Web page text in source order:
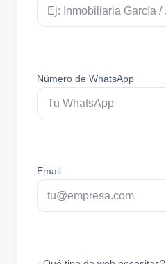
Número de WhatsApp
Email